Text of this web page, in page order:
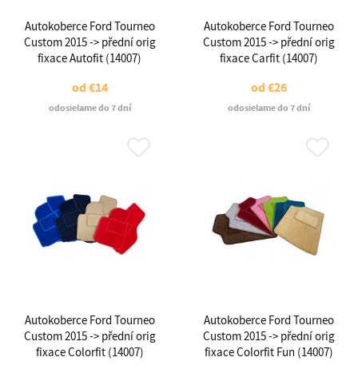
Autokoberce Ford Tourneo
Custom 2015 -> přední orig
fixace Autofit (14007)
od€14
odosielame do 7 dní
Autokoberce Ford Tourneo
Custom 2015 -> přední orig
fixace Carfit (14007)
od€26
odosielame do 7 dní
Autokoberce Ford Tourneo
Custom 2015 -> přední orig
fixace Colorfit (14007)
Autokoberce Ford Tourneo
Custom 2015 -> přední orig
fixace Colorfit Fun (14007)